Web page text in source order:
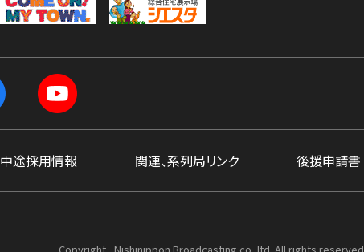
中途採用情報 関連、系列局リンク 後援申請書